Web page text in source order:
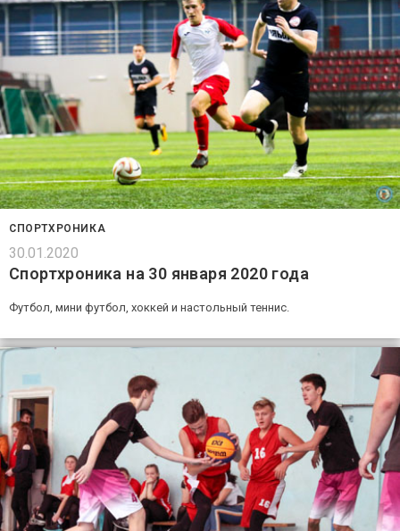
СПОРТХРОНИКА
30.01.2020
Спортхроника на 30 января 2020 года
Футбол, мини футбол, хоккей и настольный теннис.